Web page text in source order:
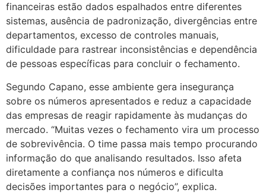
financeiras estão dados espalhados entre diferentes
sistemas, ausência de padronização, divergências entre
departamentos, excesso de controles manuais,
dificuldade para rastrear inconsistências e dependência
de pessoas específicas para concluir o fechamento.
Segundo Capano, esse ambiente gera insegurança
sobre os números apresentados e reduz a capacidade
das empresas de reagir rapidamente às mudanças do
mercado. “Muitas vezes o fechamento vira um processo
de sobrevivência. O time passa mais tempo procurando
informação do que analisando resultados. Isso afeta
diretamente a confiança nos números e dificulta
decisões importantes para o negócio”, explica.